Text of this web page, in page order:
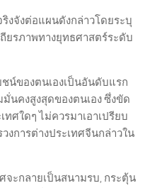
งจังต่อแผนดังกล่าวโดยระบุ
ยรภาพทางยุทธศาสตร์ระดับ
น์ของตนเองเป็นอันดับแรก
นคงสูงสุดของตนเอง ซึ่งขัด
ศใดๆ ไม่ควรมาเอาเปรียบ
งการต่างประเทศจีนกล่าวใน
จะกลายเป็นสนามรบ, กระตุ้น